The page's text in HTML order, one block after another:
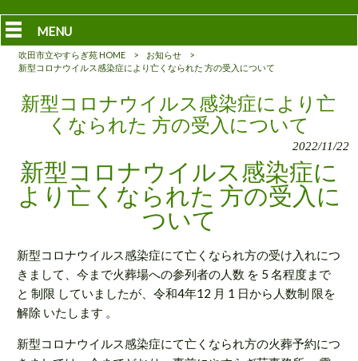
MENU
吹田市立やすらぎ苑 HOME > お知らせ
>
新型コロナウイルス感染症により亡くなられた 方の受入について
新型コロナウイルス感染症により亡
くなられた 方の受入について
2022/11/22
新型コロナウイルス感染症に
より亡くなられた 方の受入に
ついて
新型コロナウイルス感染症にて亡くなられ方の受け入れにつ
きまして、今まで火葬場への参列者の人数 を 5 名程度まで
と 制限 していましたが、令和4年12 月 1 日から人数制 限を
解除 いたします 。
新型コロナウイルス感染症にて亡くなられ方の火葬予約につ